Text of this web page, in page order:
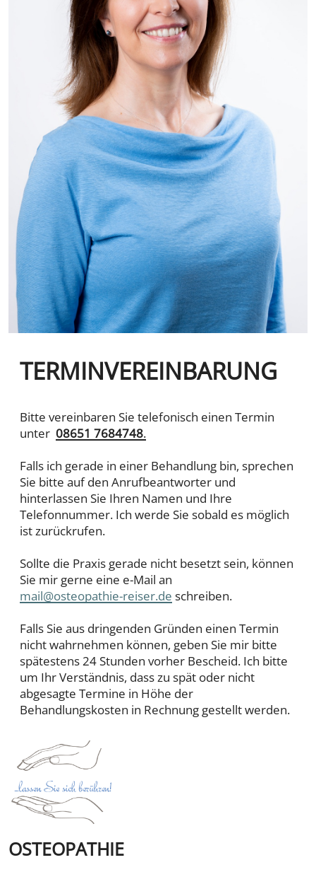
TERMINVEREINBARUNG
Bitte vereinbaren Sie telefonisch einen Termin
unter 08651 7684748.
Falls ich gerade in einer Behandlung bin, sprechen
Sie bitte auf den Anrufbeantworter und
hinterlassen Sie Ihren Namen und Ihre
Telefonnummer. Ich werde Sie sobald es möglich
ist zurückrufen.
Sollte die Praxis gerade nicht besetzt sein, können
Sie mir gerne eine e-Mail an
mail@osteopathie-reiser.de schreiben.
Falls Sie aus dringenden Gründen einen Termin
nicht wahrnehmen können, geben Sie mir bitte
spätestens 24 Stunden vorher Bescheid. Ich bitte
um Ihr Verständnis, dass zu spät oder nicht
abgesagte Termine in Höhe der
Behandlungskosten in Rechnung gestellt werden.
OSTEOPATHIE